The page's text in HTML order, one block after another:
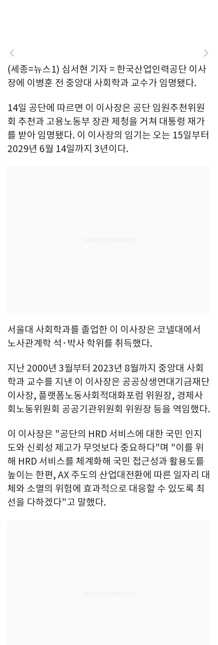
(세종=뉴스1) 심서현 기자 = 한국산업인력공단 이사
장에 이병훈 전 중앙대 사회학과 교수가 임명됐다.
14일 공단에 따르면 이 이사장은 공단 임원추천위원
회 추천과 고용노동부 장관 제청을 거쳐 대통령 재가
를 받아 임명됐다. 이 이사장의 임기는 오는 15일부터
2029년 6월 14일까지 3년이다.
서울대 사회학과를 졸업한 이 이사장은 코넬대에서
노사관계학 석·박사 학위를 취득했다.
지난 2000년 3월부터 2023년 8월까지 중앙대 사회
학과 교수를 지낸 이 이사장은 공공상생연대기금재단
이사장, 플랫폼노동사회적대화포럼 위원장, 경제사
회노동위원회 공공기관위원회 위원장 등을 역임했다.
이 이사장은 "공단의 HRD 서비스에 대한 국민 인지
도와 신뢰성 제고가 무엇보다 중요하다"며 "이를 위
해 HRD 서비스를 체계화해 국민 접근성과 활용도를
높이는 한편, AX 주도의 산업대전환에 따른 일자리 대
체와 소멸의 위험에 효과적으로 대응할 수 있도록 최
선을 다하겠다"고 말했다.